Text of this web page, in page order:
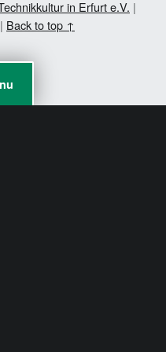
in Erfurt e.V. |
| Back to top ↑